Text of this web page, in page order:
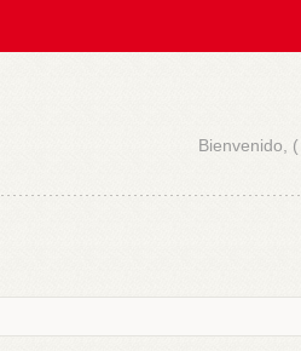
Bienvenido, (